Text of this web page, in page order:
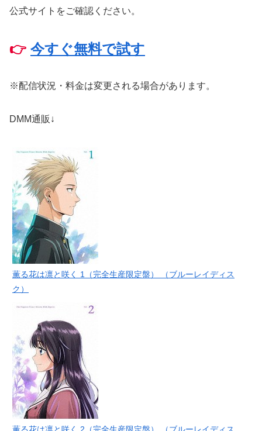
公式サイトをご確認ください。
👉 今すぐ無料で試す
※配信状況・料金は変更される場合があります。
DMM通販↓
薫る花は凛と咲く 1（完全生産限定盤） （ブルーレイディス
ク）